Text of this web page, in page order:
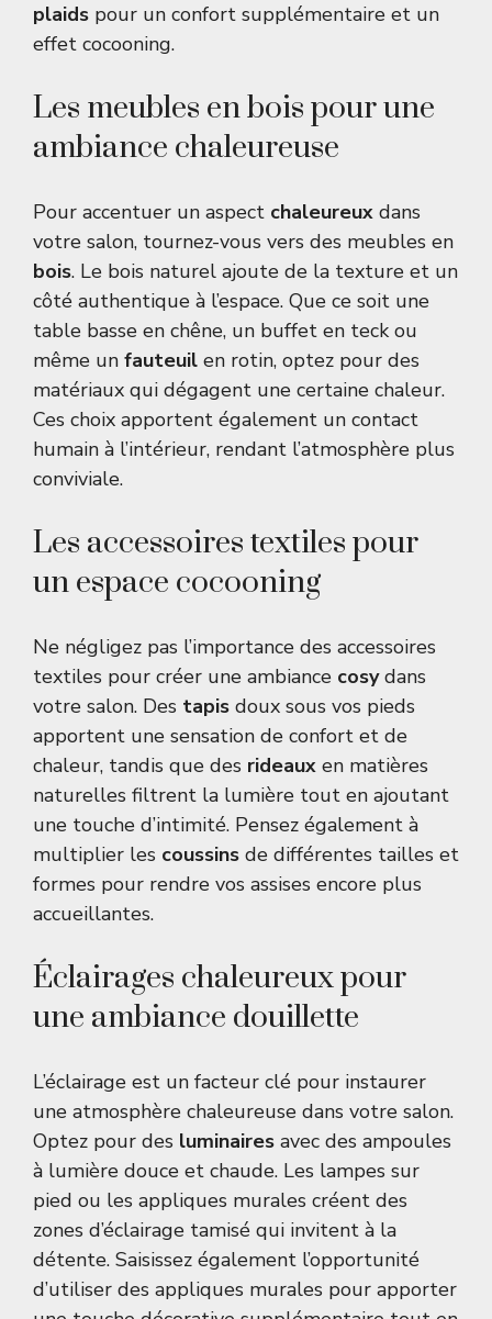
plaids pour un confort supplémentaire et un
effet cocooning.
Les meubles en bois pour une
ambiance chaleureuse
Pour accentuer un aspect chaleureux dans
votre salon, tournez-vous vers des meubles en
bois. Le bois naturel ajoute de la texture et un
côté authentique à l’espace. Que ce soit une
table basse en chêne, un buffet en teck ou
même un fauteuil en rotin, optez pour des
matériaux qui dégagent une certaine chaleur.
Ces choix apportent également un contact
humain à l’intérieur, rendant l’atmosphère plus
conviviale.
Les accessoires textiles pour
un espace cocooning
Ne négligez pas l’importance des accessoires
textiles pour créer une ambiance cosydans
votre salon. Des tapis doux sous vos pieds
apportent une sensation de confort et de
chaleur, tandis que des rideaux en matières
naturelles filtrent la lumière tout en ajoutant
une touche d’intimité. Pensez également à
multiplier les coussins de différentes tailles et
formes pour rendre vos assises encore plus
accueillantes.
Éclairages chaleureux pour
une ambiance douillette
L’éclairage est un facteur clé pour instaurer
une atmosphère chaleureuse dans votre salon.
Optez pour des luminaires avec des ampoules
à lumière douce et chaude. Les lampes sur
pied ou les appliques murales créent des
zones d’éclairage tamisé qui invitent à la
détente. Saisissez également l’opportunité
d’utiliser des appliques murales pour apporter